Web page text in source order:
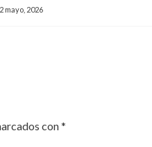
mayo, 2026
con*